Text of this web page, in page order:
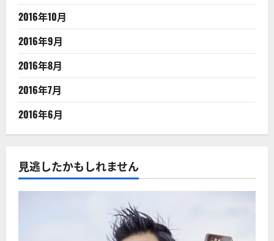
2016年10月
2016年9月
2016年8月
2016年7月
2016年6月
見逃したかもしれません